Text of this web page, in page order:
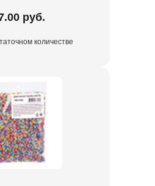
руб.
количестве